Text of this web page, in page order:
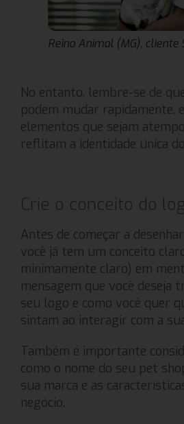
Reino Animal (MG), cliente
No entanto, lembre-se de
podem mudar rapidamente,
elementos que sejam
reflitam a identidade única
Crie o conceito do
Antes de começar a
você já tem um conceito
minimamente claro) em
mensagem que você deseja
seu logo e como você quer
sintam ao interagir com a
Também é importante
como o nome do seu pet
sua marca e as
negócio.